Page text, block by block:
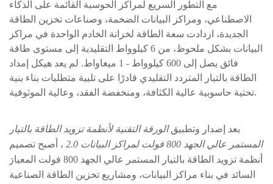
مع التطور السريع لمراكز الحوسبة القائمة على الذكاء
الاصطناعي، ومراكز البيانات الضخمة، وصناعات تخزين الطاقة
الجديدة، ازدادت سعة الطاقة لخزانة الخادم الواحدة في مراكز
البيانات بشكل ملحوظ، من 6 كيلوواط التقليدية إلى مستوى طاقة
فائق يصل إلى 600 كيلوواط - 1 ميغاواط. لم يعد هيكل إمداد
الطاقة بالتيار المتردد التقليدي قادرًا على تلبية متطلبات بناء بنية
تحتية حاسوبية عالية الكثافة، ومنخفضة الفقد، وعالية الموثوقية.
بعد إصدار وتطبيق الورقة التقنية لأنظمة تزويد الطاقة بالتيار
المستمر عالي الجهد 800 فولت لمراكز البيانات 2.0
، أصبح تصميم
أنظمة تزويد الطاقة بالتيار المستمر عالي الجهد 800 فولت المعيارَ
السائد في بناء مراكز البيانات، ومشاريع تخزين الطاقة الصناعية